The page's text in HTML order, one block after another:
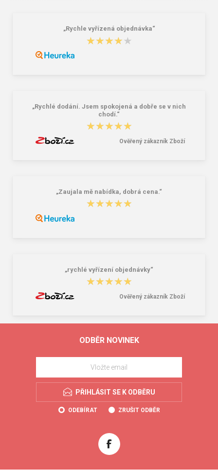
„Rychle vyřízená objednávka“
★★★★★
★★★★★
„Rychlé dodání. Jsem spokojená a dobře se v nich
chodí.“
★★★★★
★★★★★
Ověřený zákazník Zboží
„Zaujala mě nabídka, dobrá cena.“
★★★★★
★★★★★
„rychlé vyřízení objednávky“
★★★★★
★★★★★
Ověřený zákazník Zboží
ODBĚR NOVINEK
PŘIHLÁSIT SE K ODBĚRU
ODEBÍRAT ZRUŠIT ODBĚR